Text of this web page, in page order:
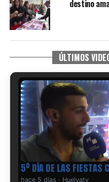
destino
ÚLTIMOS
5º DÍA DE LAS FIESTAS
hace 5 días · Huelvatv